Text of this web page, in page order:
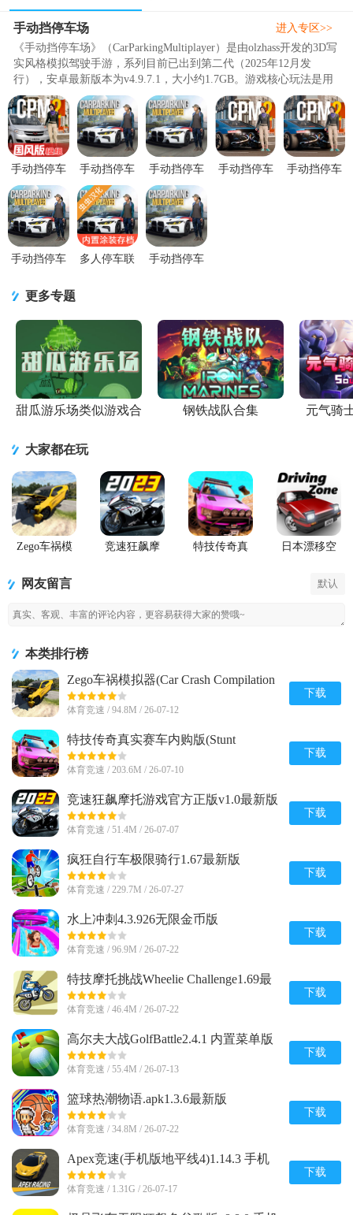
手动挡停车场
《手动挡停车场》（CarParkingMultiplayer）是由olzhass开发的3D写
实风格模拟驾驶手游，系列目前已出到第二代（2025年12月发
行），安卓最新版本为v4.9.7.1，大小约1.7GB。游戏核心玩法是用
真实的手动挡操作——踩离合..
进入专区>>
手动挡停车
场2国风版模
组v1.3.0.8
手机版
手动挡停车
场国风版模
组v4.8.8.3
最新版
手动挡停车
场小米SU7
模组v4.8.8.3
最新版
手动挡停车
手动挡停车
手动挡停车
模组v4.9.8
无限金币版
多人停车联
手动挡停车
更多专题
甜瓜游乐场类似游戏合
钢铁战队合集 元气骑
大家都在玩
Zego车祸模
Compilation
单
竞速狂飙摩
特技传奇真
日本漂移空
网友留言 默认
本类排行榜
Zego车祸模拟器(Car Crash Compilation
Game)内置菜单1.9 安卓修改版
体育竞速 / 94.8M / 26-07-12
下载
特技传奇真实赛车内购版(Stunt
Legends)v8 安卓免付费版
体育竞速 / 203.6M / 26-07-10
下载
竞速狂飙摩托游戏官方正版v1.0最新版
体育竞速 / 51.4M / 26-07-07
下载
疯狂自行车极限骑行1.67最新版
体育竞速 / 229.7M / 26-07-27
下载
水上冲刺4.3.926无限金币版
体育竞速 / 96.9M / 26-07-22
下载
特技摩托挑战Wheelie Challenge1.69最
新版安卓版
体育竞速 / 46.4M / 26-07-22
下载
高尔夫大战GolfBattle2.4.1 内置菜单版
体育竞速 / 55.4M / 26-07-13
下载
篮球热潮物语.apk1.3.6最新版
体育竞速 / 34.8M / 26-07-22
下载
Apex竞速(手机版地平线4)1.14.3 手机
版免登录
体育竞速 / 1.31G / 26-07-17
下载